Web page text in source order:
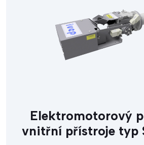
Elektromotorový
vnitřní přístroje typ